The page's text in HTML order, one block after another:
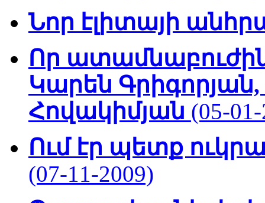
Նոր էլիտայի
Որ
Կարեն
Հովակիմյան (05-
Ում էր պետք
(07-11-2009)